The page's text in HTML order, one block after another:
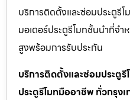
บริการติดตั้งและซ่อมประตูรีโ
มอเตอร์ประตูรีโมทชั้นนำที่จ
สูงพร้อมการรับประกัน
บริการติดตั้งและซ่อมประตู
ประตูรีโมทมืออาชีพ ทั่วกรุง